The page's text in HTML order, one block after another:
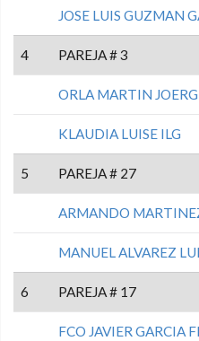
JOSE LUIS GUZMAN
4 PAREJA # 3
ORLA MARTIN
KLAUDIA LUISE ILG
5 PAREJA # 27
ARMANDO
MANUEL ALVAREZ
6 PAREJA # 17
FCO JAVIER GARCIA